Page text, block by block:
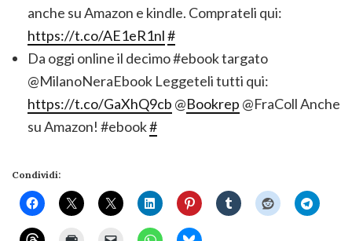
anche su Amazon e kindle. Comprateli qui:
https://t.co/AE1eR1nl#
Da oggi online il decimo #ebook targato
@MilanoNeraEbook Leggeteli tutti qui:
https://t.co/GaXhQ9cb @Bookrep @FraColl Anche
su Amazon! #ebook#
Condividi: